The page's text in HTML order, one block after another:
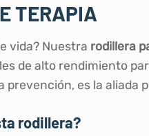
TERAPIA
vida? Nuestra rodillera
de alto rendimiento
prevención, es la
rodillera?